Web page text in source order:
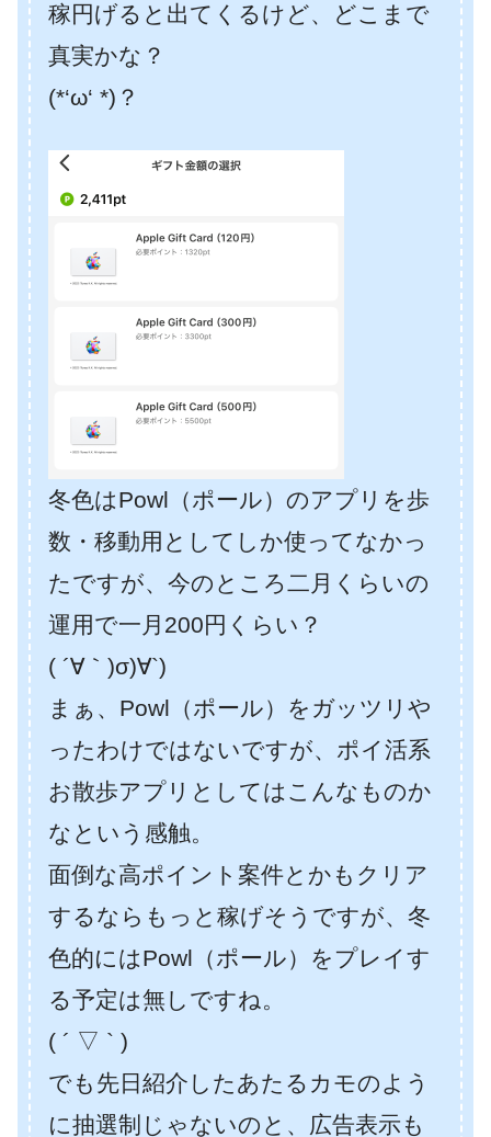
稼円げると出てくるけど、どこまで
真実かな？
(*‘ω‘ *)？
冬色はPowl（ポール）のアプリを歩
数・移動用としてしか使ってなかっ
たですが、今のところ二月くらいの
運用で一月200円くらい？
( ´∀｀)σ)∀`)
まぁ、Powl（ポール）をガッツリや
ったわけではないですが、ポイ活系
お散歩アプリとしてはこんなものか
なという感触。
面倒な高ポイント案件とかもクリア
するならもっと稼げそうですが、冬
色的にはPowl（ポール）をプレイす
る予定は無しですね。
( ´ ▽ ` )
でも先日紹介したあたるカモのよう
に抽選制じゃないのと、広告表示も